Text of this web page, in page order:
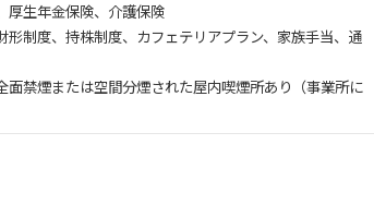
厚生年金保険、介護保険
制度、持株制度、カフェテリアプラン、家族手当、通
禁煙または空間分煙された屋内喫煙所あり（事業所に